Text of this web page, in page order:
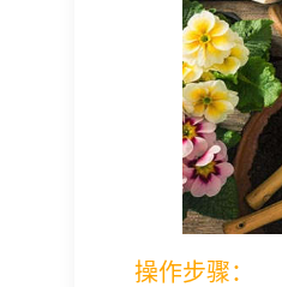
操作步骤：